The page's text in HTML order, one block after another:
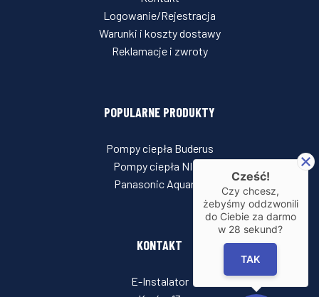
Logowanie/Rejestracja
Warunki i koszty dostawy
Reklamacje i zwroty
POPULARNE PRODUKTY
Pompy ciepła Buderus
Pompy ciepła NIBE
Panasonic Aquarea
KONTAKT
E-Instalator
Cześć!
Czy chcesz,
żebyśmy oddzwonili
do Ciebie za darmo
w 28 sekund?
TAK